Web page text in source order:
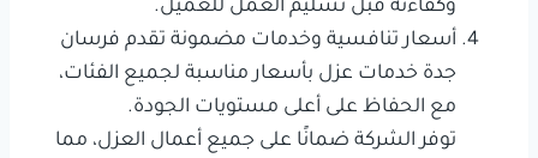
وكفاءته قبل تسليم العمل للعميل.
أسعار تنافسية وخدمات مضمونة تقدم فرسان
جدة خدمات عزل بأسعار مناسبة لجميع الفئات،
مع الحفاظ على أعلى مستويات الجودة.
توفر الشركة ضمانًا على جميع أعمال العزل، مما